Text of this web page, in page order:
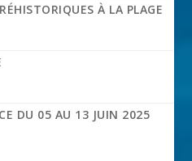
À LA PLAGE
DU 05 AU 13 JUIN 2025